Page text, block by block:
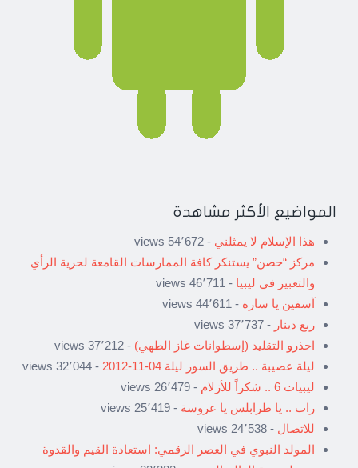
المواضيع الأكثر مشاهدة
هذا الإسلام لا يمثلني - 54٬672 views
مركز “حصن” يستنكر كافة الممارسات القامعة لحرية الرأي
والتعبير في ليبيا - 46٬711 views
آسفين يا ساره - 44٬611 views
ربع دينار - 37٬737 views
احذرو التقليد (إسطوانات غاز الطهي) - 37٬212 views
ليلة عصيبة .. طريق السور ليلة 04-11-2012
- 32٬044 views
ليبيات 6 .. شكراً للأزلام
- 26٬479 views
راب .. يا طرابلس يا عروسة - 25٬419 views
للاتصال - 24٬538 views
المولد النبوي في العصر الرقمي: استعادة القيم والقدوة